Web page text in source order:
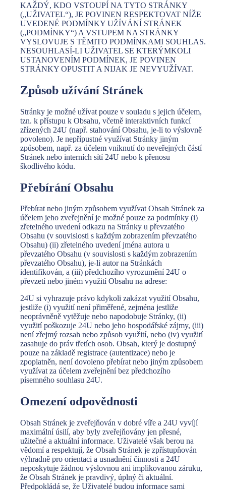
KAŽDÝ, KDO VSTOUPÍ NA TYTO STRÁNKY
(„UŽIVATEL“), JE POVINEN RESPEKTOVAT NÍŽE
UVEDENÉ PODMÍNKY UŽÍVÁNÍ STRÁNEK
(„PODMÍNKY“) A VSTUPEM NA STRÁNKY
VYSLOVUJE S TĚMITO PODMÍNKAMI SOUHLAS.
NESOUHLASÍ-LI UŽIVATEL SE KTERÝMKOLI
USTANOVENÍM PODMÍNEK, JE POVINEN
STRÁNKY OPUSTIT A NIJAK JE NEVYUŽÍVAT.
Způsob užívání Stránek
Stránky je možné užívat pouze v souladu s jejich účelem,
tzn. k přístupu k Obsahu, včetně interaktivních funkcí
zřízených 24U (např. stahování Obsahu, je-li to výslovně
povoleno). Je nepřípustné využívat Stránky jiným
způsobem, např. za účelem vniknutí do neveřejných částí
Stránek nebo interních sítí 24U nebo k přenosu
škodlivého kódu.
Přebírání Obsahu
Přebírat nebo jiným způsobem využívat Obsah Stránek za
účelem jeho zveřejnění je možné pouze za podmínky (i)
zřetelného uvedení odkazu na Stránky u převzatého
Obsahu (v souvislosti s každým zobrazením převzatého
Obsahu) (ii) zřetelného uvedení jména autora u
převzatého Obsahu (v souvislosti s každým zobrazením
převzatého Obsahu), je-li autor na Stránkách
identifikován, a (iii) předchozího vyrozumění 24U o
převzetí nebo jiném využití Obsahu na adrese:
24U si vyhrazuje právo kdykoli zakázat využití Obsahu,
jestliže (i) využití není přiměřené, zejména jestliže
neoprávněně vytěžuje nebo napodobuje Stránky, (ii)
využití poškozuje 24U nebo jeho hospodářské zájmy, (iii)
není zřejmý rozsah nebo způsob využití, nebo (iv) využití
zasahuje do práv třetích osob. Obsah, který je dostupný
pouze na základě registrace (autentizace) nebo je
zpoplatněn, není dovoleno přebírat nebo jiným způsobem
využívat za účelem zveřejnění bez předchozího
písemného souhlasu 24U.
Omezení odpovědnosti
Obsah Stránek je zveřejňován v dobré víře a 24U vyvíjí
maximální úsilí, aby byly zveřejňovány jen přesné,
užitečné a aktuální informace. Uživatelé však berou na
vědomí a respektují, že Obsah Stránek je zpřístupňován
výhradně pro orientaci a usnadnění činnosti a 24U
neposkytuje žádnou výslovnou ani implikovanou záruku,
že Obsah Stránek je pravdivý, úplný či aktuální.
Předpokládá se, že Uživatelé budou informace sami